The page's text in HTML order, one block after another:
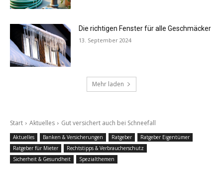
Die richtigen Fenster für alle Geschmäcker
13. September 2024
Mehr laden